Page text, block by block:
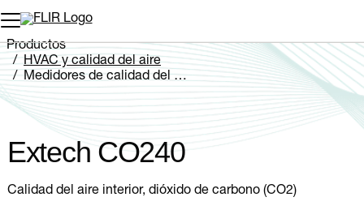
Productos
HVAC y calidad del aire
Medidores de calidad del aire
Extech CO240
Extech CO240
Calidad del aire interior, dióxido de carbono (CO2)